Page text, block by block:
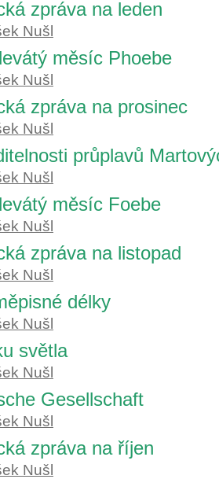
zpráva na leden
Nušl
měsíc Phoebe
Nušl
zpráva na prosinec
Nušl
průplavů
Nušl
měsíc Foebe
Nušl
zpráva na listopad
Nušl
délky
Nušl
světla
Nušl
Gesellschaft
Nušl
zpráva na říjen
Nušl